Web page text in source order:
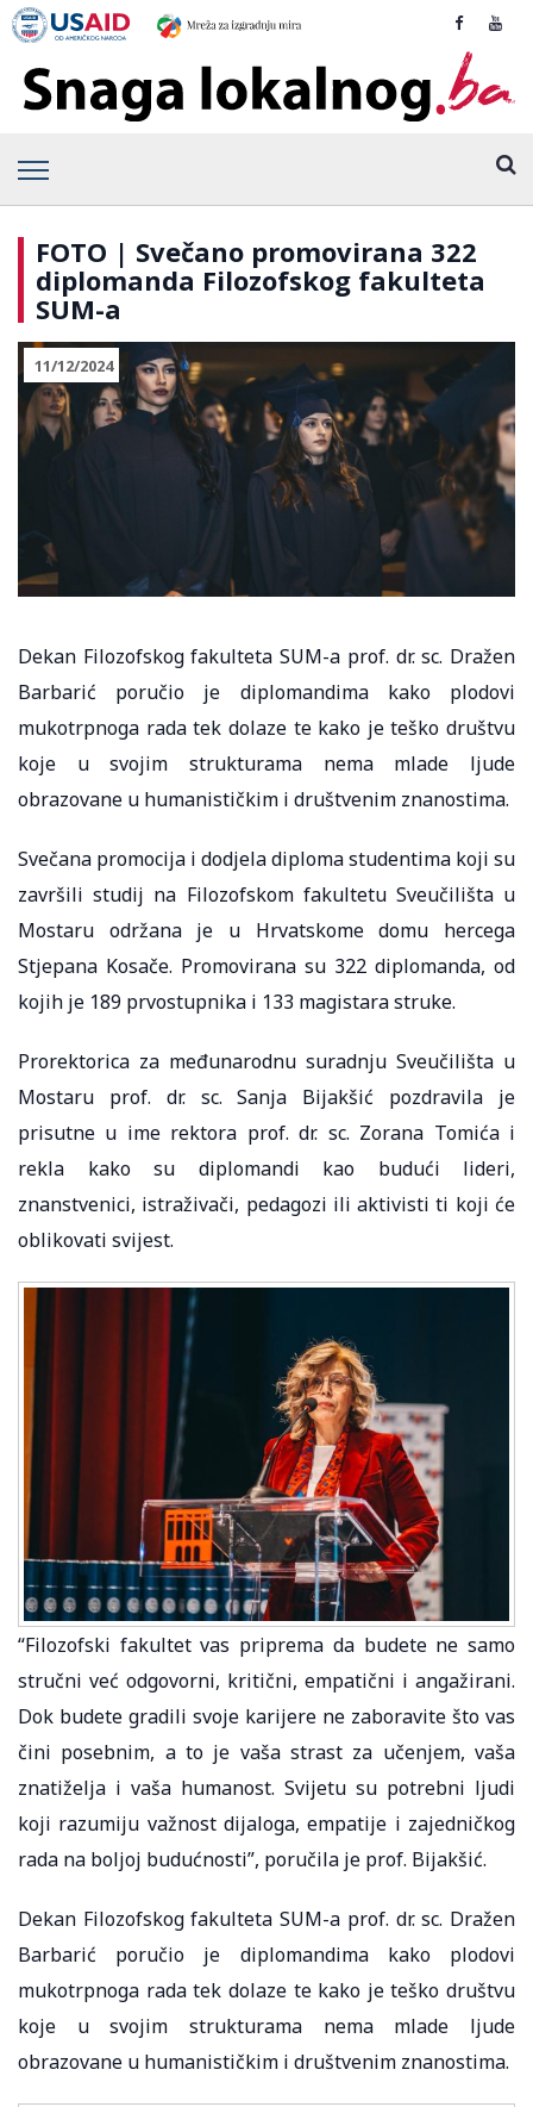
FOTO | Svečano promovirana 322
diplomanda Filozofskog fakulteta
SUM-a
11/12/2024
Dekan Filozofskog fakulteta SUM-a prof. dr. sc. Dražen
Barbarić poručio je diplomandima kako plodovi
mukotrpnoga rada tek dolaze te kako je teško društvu
koje u svojim strukturama nema mlade ljude
obrazovane u humanističkim i društvenim znanostima.
Svečana promocija i dodjela diploma studentima koji su
završili studij na Filozofskom fakultetu Sveučilišta u
Mostaru održana je u Hrvatskome domu hercega
Stjepana Kosače. Promovirana su 322 diplomanda, od
kojih je 189 prvostupnika i 133 magistara struke.
Prorektorica za međunarodnu suradnju Sveučilišta u
Mostaru prof. dr. sc. Sanja Bijakšić pozdravila je
prisutne u ime rektora prof. dr. sc. Zorana Tomića i
rekla kako su diplomandi kao budući lideri,
znanstvenici, istraživači, pedagozi ili aktivisti ti koji će
oblikovati svijest.
“Filozofski fakultet vas priprema da budete ne samo
stručni već odgovorni, kritični, empatični i angažirani.
Dok budete gradili svoje karijere ne zaboravite što vas
čini posebnim, a to je vaša strast za učenjem, vaša
znatiželja i vaša humanost. Svijetu su potrebni ljudi
koji razumiju važnost dijaloga, empatije i zajedničkog
rada na boljoj budućnosti”, poručila je prof. Bijakšić.
Dekan Filozofskog fakulteta SUM-a prof. dr. sc. Dražen
Barbarić poručio je diplomandima kako plodovi
mukotrpnoga rada tek dolaze te kako je teško društvu
koje u svojim strukturama nema mlade ljude
obrazovane u humanističkim i društvenim znanostima.